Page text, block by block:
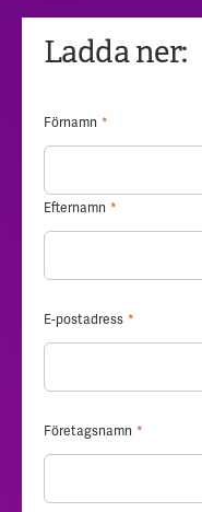
Ladda ner:
Förnamn *
Efternamn *
E-postadress *
Företagsnamn *